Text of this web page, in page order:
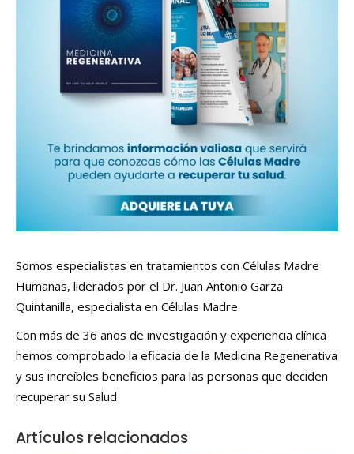
Somos especialistas en tratamientos con Células Madre
Humanas, liderados por el Dr. Juan Antonio Garza
Quintanilla, especialista en Células Madre.
Con más de 36 años de investigación y experiencia clínica
hemos comprobado la eficacia de la Medicina Regenerativa
y sus increíbles beneficios para las personas que deciden
recuperar su Salud
Artículos relacionados